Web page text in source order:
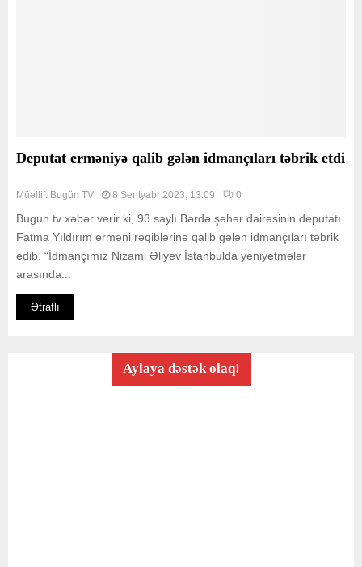
Deputat erməniyə qalib gələn idmançıları təbrik etdi
Müəllif: Bugün TV 8 Sentyabr 2023, 13:09 0
Bugun.tv xəbər verir ki, 93 saylı Bərdə şəhər dairəsinin deputatı
Fatma Yıldırım erməni rəqiblərinə qalib gələn idmançıları təbrik
edib. “İdmançımız Nizami Əliyev İstanbulda yeniyetmələr
arasında...
Ətraflı
Aylaya dəstək olaq!